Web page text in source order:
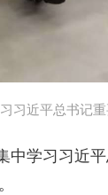
习近平总书记
中学习习近